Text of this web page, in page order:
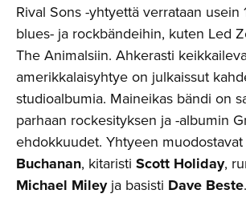
Rival Sons -yhtyettä verrataan usein
blues- ja rockbändeihin, kuten Led
The Animalsiin. Ahkerasti
amerikkalaisyhtye on julkaissut
studioalbumia. Maineikas bändi on
parhaan rockesityksen ja -albumin
ehdokkuudet. Yhtyeen
Buchanan, kitaristi Scott Holiday,
Michael Mileyja basisti Dave Beste.